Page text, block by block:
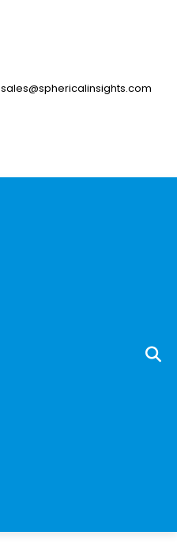
sales@sphericalinsights.com